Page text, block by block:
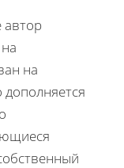
автор
на
дополняется